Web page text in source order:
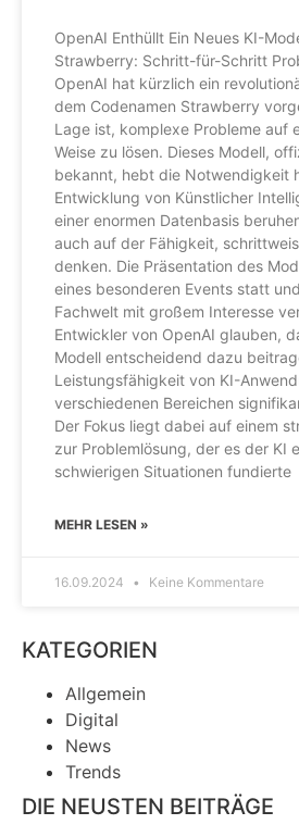
OpenAI Enthüllt Ein Neues KI-
Strawberry: Schritt-für-Schritt
OpenAI hat kürzlich ein
dem Codenamen Strawberry
Lage ist, komplexe Probleme auf
Weise zu lösen. Dieses Modell,
bekannt, hebt die Notwendigkeit
Entwicklung von Künstlicher
einer enormen Datenbasis
auch auf der Fähigkeit,
denken. Die Präsentation des
eines besonderen Events statt
Fachwelt mit großem Interesse
Entwickler von OpenAI glauben,
Modell entscheidend dazu
Leistungsfähigkeit von KI-
verschiedenen Bereichen
Der Fokus liegt dabei auf einem
zur Problemlösung, der es der KI
schwierigen Situationen fundierte
MEHR LESEN »
16.09.2024 Keine Kommentare
KATEGORIEN
Allgemein
Digital
News
Trends
DIE NEUSTEN BEITRÄGE